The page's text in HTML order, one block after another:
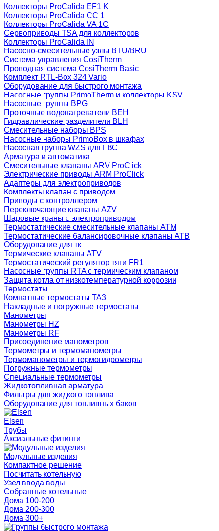
Коллекторы ProCalida EF1 K
Коллекторы ProCalida CC 1
Коллекторы ProCalida VA 1C
Сервоприводы TSA для коллекторов
Коллекторы ProCalida IN
Насосно-смесительные узлы BTU/BRU
Система управления CosiTherm
Проводная система CosiTherm Basic
Комплект RTL‑Box 324 Vario
Оборудование для быстрого монтажа
Насосные группы PrimoTherm и коллекторы KSV
Насосные группы BPG
Проточные водонагреватели BEH
Гидравлические разделители BLH
Смесительные наборы BPS
Насосные наборы PrimoBox в шкафах
Насосная группа WZS для ГВС
Арматура и автоматика
Смесительные клапаны ARV ProClick
Электрические приводы ARM ProClick
Адаптеры для электроприводов
Комплекты клапан с приводом
Приводы с контроллером
Переключающие клапаны AZV
Шаровые краны с электроприводом
Термостатические смесительные клапаны ATM
Термостатические балансировочные клапаны ATB
Оборудование для тк
Термические клапаны ATV
Термостатический регулятор тяги FR1
Насосные группы RTA с термическим клапаном
Защита котла от низкотемпературной коррозии
Термостаты
Комнатные термостаты TA3
Накладные и погружные термостаты
Манометры
Манометры HZ
Манометры RF
Присоединение манометров
Термометры и термоманометры
Термоманометры и термогидрометры
Погружные термометры
Специальные термометры
Жидкотопливная арматура
Фильтры для жидкого топлива
Оборудование для топливных баков
Elsen
Трубы
Аксиальные фитинги
Модульные изделия
Компактное решение
Посчитать котельную
Узел ввода воды
Собранные котельные
Дома 100-200
Дома 200-300
Дома 300+